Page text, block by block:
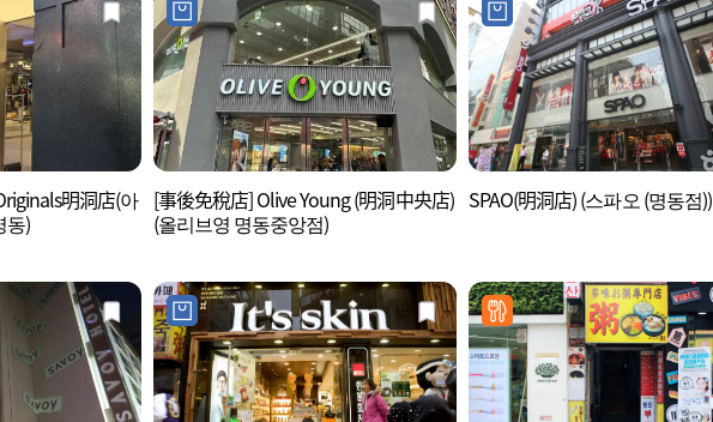
明洞店(아
동)
[事後免稅店] Olive Young (明洞中央店)
(올리브영 명동중앙점)
SPAO(明洞店) (스파오 (명동점))